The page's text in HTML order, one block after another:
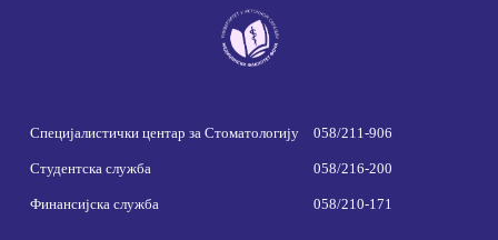
Специјалистички центар за Стоматологију 058/211-906
Студентска служба 058/216-200
Финансијска служба 058/210-171